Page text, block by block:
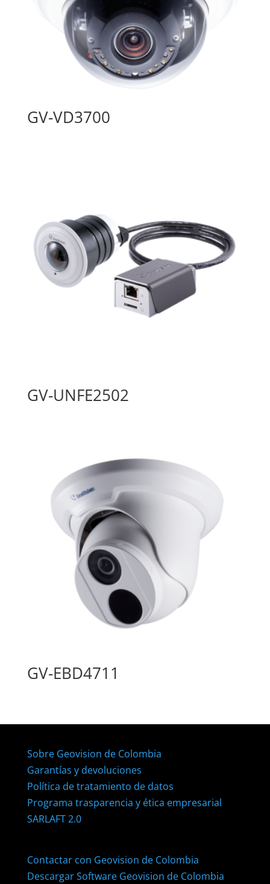
GV-VD3700
GV-UNFE2502
GV-EBD4711
Sobre Geovision de Colombia
Garantías y devoluciones
Política de tratamiento de datos
Programa trasparencia y ética empresarial
SARLAFT 2.0
Contactar con Geovision de Colombia
Descargar Software Geovision de Colombia